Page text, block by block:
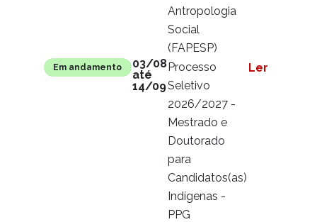
Antropologia
Social
(FAPESP)
Em andamento
03/08
até
14/09
Processo
Seletivo
2026/2027 -
Mestrado e
Doutorado
para
Candidatos(as)
Indígenas -
PPG
Ler mais